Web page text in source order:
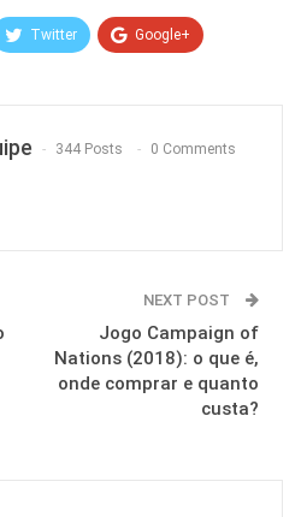
Twitter Google+
344 Posts 0 Comments
NEXT POST
Jogo Campaign of
Nations (2018): o que é,
onde comprar e quanto
custa?